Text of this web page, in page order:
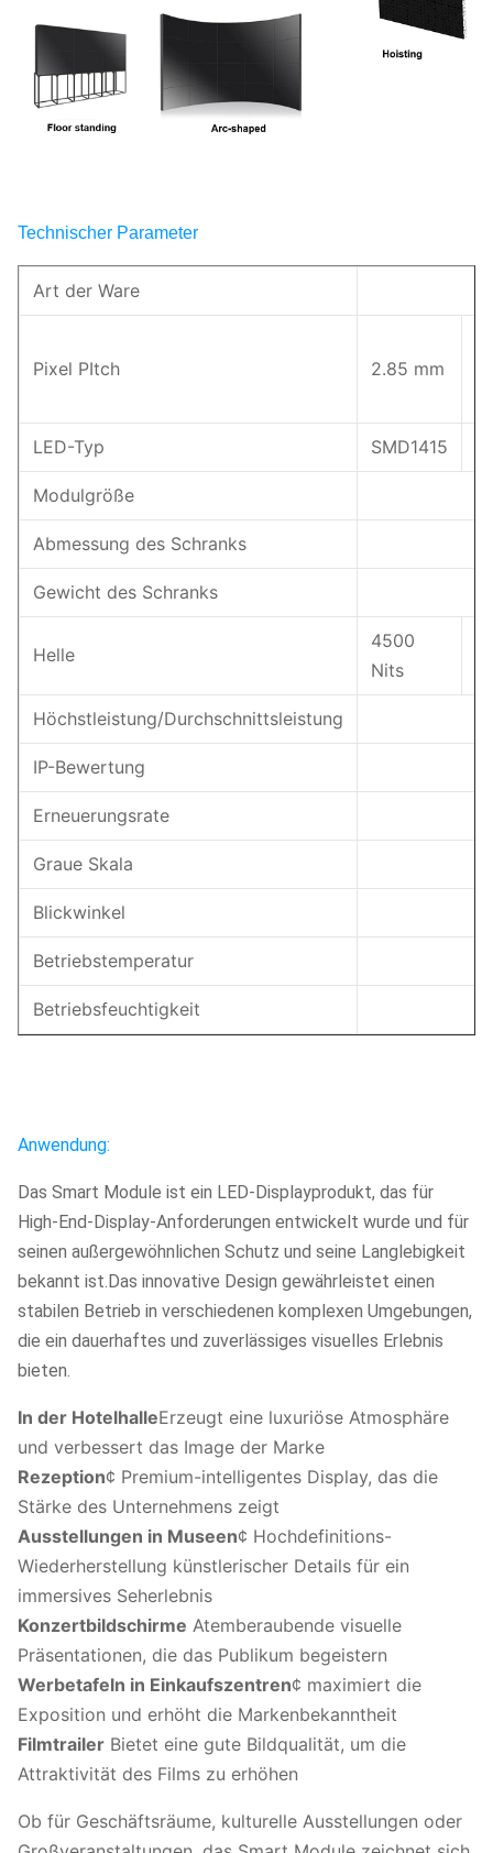
Technischer Parameter
Art der Ware
Pixel PItch 2.85 mm
LED-Typ SMD1415
Modulgröße
Abmessung des Schranks
Gewicht des Schranks
Helle
4500
Nits
Höchstleistung/Durchschnittsleistung
IP-Bewertung
Erneuerungsrate
Graue Skala
Blickwinkel
Betriebstemperatur
Betriebsfeuchtigkeit
Anwendung:
Das Smart Module ist ein LED-Displayprodukt, das für
High-End-Display-Anforderungen entwickelt wurde und für
seinen außergewöhnlichen Schutz und seine Langlebigkeit
bekannt ist.Das innovative Design gewährleistet einen
stabilen Betrieb in verschiedenen komplexen Umgebungen,
die ein dauerhaftes und zuverlässiges visuelles Erlebnis
bieten.
In der HotelhalleErzeugt eine luxuriöse Atmosphäre
und verbessert das Image der Marke
Rezeption¢ Premium-intelligentes Display, das die
Stärke des Unternehmens zeigt
Ausstellungen in Museen¢ Hochdefinitions-
Wiederherstellung künstlerischer Details für ein
immersives Seherlebnis
Konzertbildschirme ️ Atemberaubende visuelle
Präsentationen, die das Publikum begeistern
Werbetafeln in Einkaufszentren¢ maximiert die
Exposition und erhöht die Markenbekanntheit
Filmtrailer ️ Bietet eine gute Bildqualität, um die
Attraktivität des Films zu erhöhen
Ob für Geschäftsräume, kulturelle Ausstellungen oder